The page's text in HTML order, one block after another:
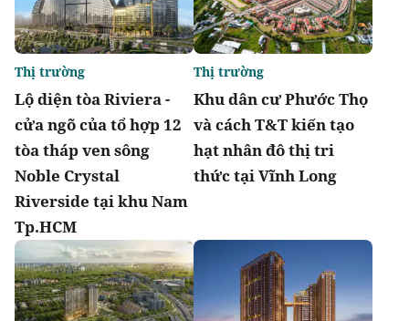
Lộ diện tòa Riviera -
cửa ngõ của tổ hợp 12
tòa tháp ven sông
Noble Crystal
Riverside tại khu Nam
Tp.HCM
Thị trường
Khu dân cư Phước Thọ
và cách T&T kiến tạo
hạt nhân đô thị tri
thức tại Vĩnh Long
Thị trường